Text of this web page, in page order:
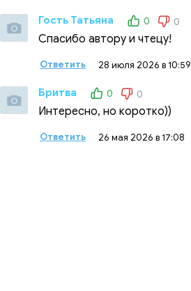
Гость Татьяна 0 0
Спасибо автору и чтецу!
Ответить 28 июля 2026 в 10:59
Бритва 0 0
Интересно, но коротко))
Ответить 26 мая 2026 в 17:08